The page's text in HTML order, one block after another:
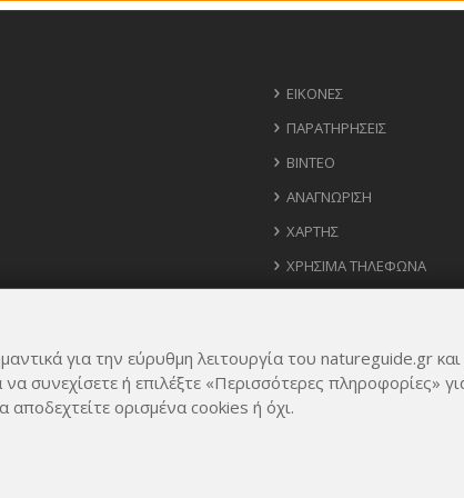
ΕΙΚΌΝΕΣ
ΠΑΡΑΤΗΡΉΣΕΙΣ
ΒΊΝΤΕΟ
ΑΝΑΓΝΏΡΙΣΗ
ΧΆΡΤΗΣ
ΧΡΉΣΙΜΑ ΤΗΛΈΦΩΝΑ
για την εύρυθμη λειτουργία του natureguide.gr και
συνεχίσετε ή επιλέξτε «Περισσότερες πληροφορίες»
ορισμένα cookies ή όχι.